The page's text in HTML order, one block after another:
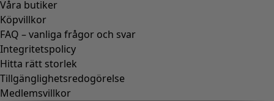
Våra butiker
Köpvillkor
FAQ – vanliga frågor och svar
Integritetspolicy
Hitta rätt storlek
Tillgänglighetsredogörelse
Medlemsvillkor